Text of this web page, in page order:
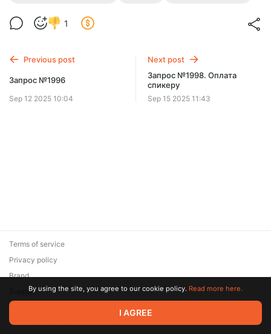
1
Previous post
Запрос №1996
Sep 12 2025 10:04
Next post
Запрос №1998. Оплата
спикеру
Sep 15 2025 11:43
© 2026 Zaya Solutions Limited. All rights reserved. All trademarks
are the property of their respective owners.
Terms of service
Privacy policy
Brand
SupportBy using the site, you agree to our cookie policy. Read more here.
I AGREE